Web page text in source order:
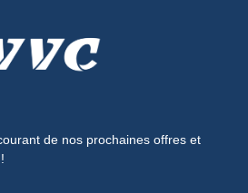
de nos prochaines offres et